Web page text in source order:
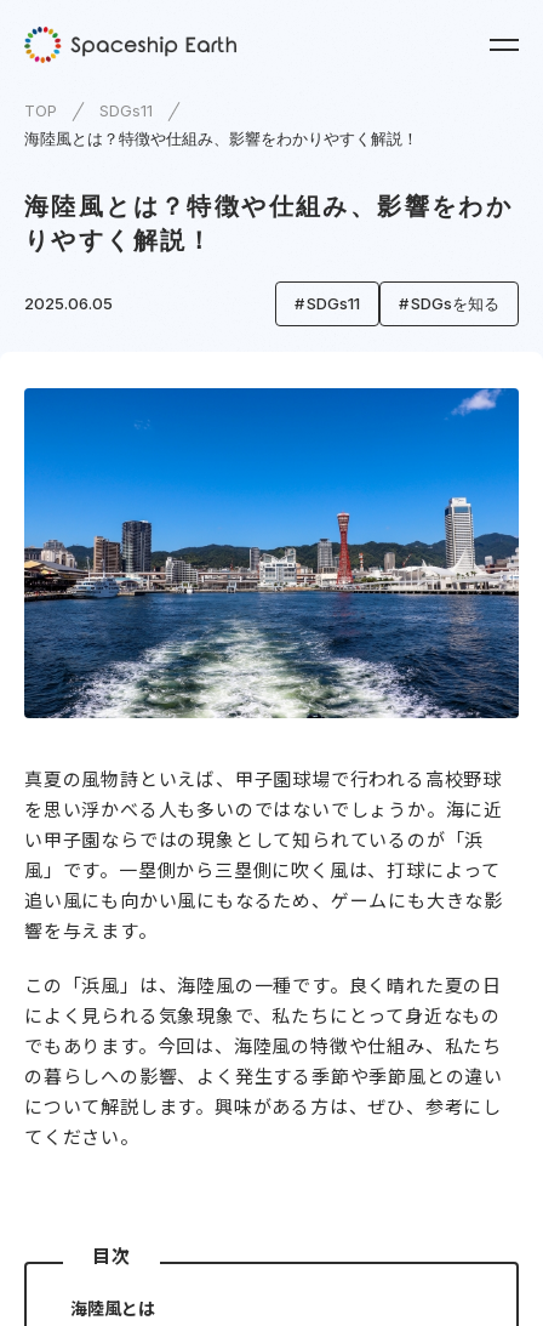
TOP
SDGs11
海陸風とは？特徴や仕組み、影響をわかりやすく解説！
海陸風とは？特徴や仕組み、影響をわか
りやすく解説！
2025.06.05 SDGs11 SDGsを知る
真夏の風物詩といえば、甲子園球場で行われる高校野球
を思い浮かべる人も多いのではないでしょうか。海に近
い甲子園ならではの現象として知られているのが「浜
風」です。一塁側から三塁側に吹く風は、打球によって
追い風にも向かい風にもなるため、ゲームにも大きな影
響を与えます。
この「浜風」は、海陸風の一種です。良く晴れた夏の日
によく見られる気象現象で、私たちにとって身近なもの
でもあります。今回は、海陸風の特徴や仕組み、私たち
の暮らしへの影響、よく発生する季節や季節風との違い
について解説します。興味がある方は、ぜひ、参考にし
てください。
目次
海陸風とは